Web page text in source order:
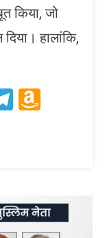
किया, जो
हालांकि,
Telegram